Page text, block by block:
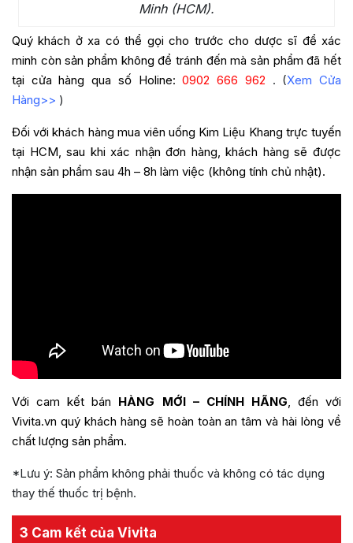
Minh (HCM).
Quý khách ở xa có thể gọi cho trước cho dược sĩ để xác
minh còn sản phẩm không để tránh đến mà sản phẩm đã hết
tại cửa hàng qua số Holine: 0902 666 962 . (Xem Cửa
Hàng>> )
Đối với khách hàng mua viên uống Kim Liệu Khang trực tuyến
tại HCM, sau khi xác nhận đơn hàng, khách hàng sẽ được
nhận sản phẩm sau 4h – 8h làm việc (không tính chủ nhật).
Với cam kết bán HÀNG MỚI – CHÍNH HÃNG, đến với
Vivita.vn quý khách hàng sẽ hoàn toàn an tâm và hài lòng về
chất lượng sản phẩm.
*Lưu ý: Sản phẩm không phải thuốc và không có tác dụng
thay thế thuốc trị bệnh.
3 Cam kết của Vivita